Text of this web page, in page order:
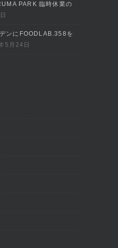
PARK 臨時休業の
ンにFOODLAB.358を
5月24日